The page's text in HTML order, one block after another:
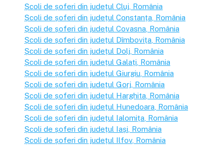
Școli de șoferi din județul Cluj , România
Școli de șoferi din județul Constanța , România
Școli de șoferi din județul Covasna , România
Școli de șoferi din județul Dîmbovița , România
Școli de șoferi din județul Dolj , România
Școli de șoferi din județul Galați , România
Școli de șoferi din județul Giurgiu , România
Școli de șoferi din județul Gorj , România
Școli de șoferi din județul Harghita , România
Școli de șoferi din județul Hunedoara , România
Școli de șoferi din județul Ialomița , România
Școli de șoferi din județul Iași , România
Școli de șoferi din județul Ilfov , România